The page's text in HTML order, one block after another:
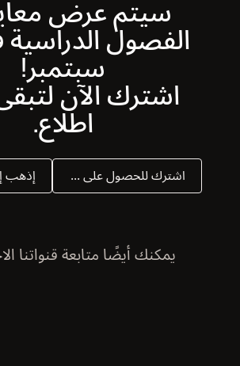
سيتم عرض
سبتمبر!
اشترك الآن
اطلاع.
اشترك للحصول على التحديثات
يمكنك أيضًا متابعة قنواتنا